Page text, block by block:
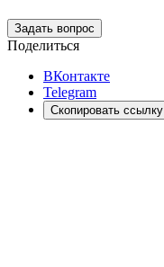
Задать вопрос
Поделиться
ВКонтакте
Telegram
Скопировать ссылку